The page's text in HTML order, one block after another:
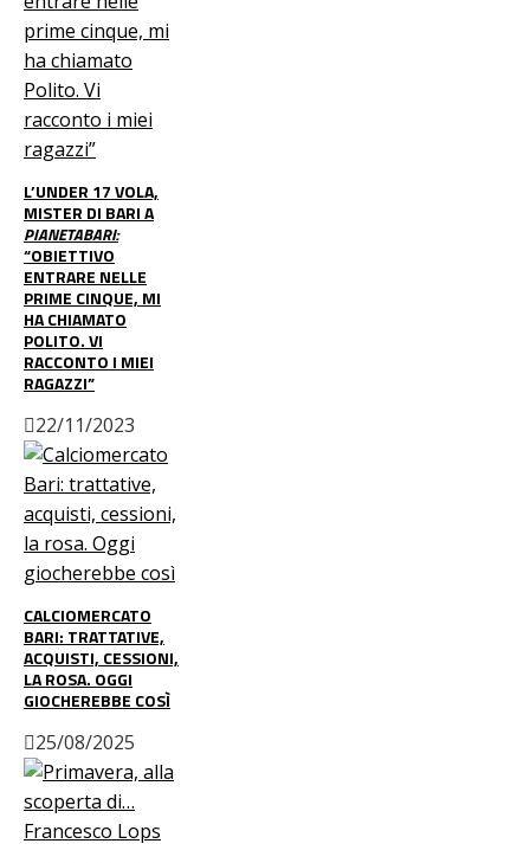
L’UNDER 17 VOLA,
MISTER DI BARI A
PIANETABARI:
“OBIETTIVO
ENTRARE NELLE
PRIME CINQUE, MI
HA CHIAMATO
POLITO. VI
RACCONTO I MIEI
RAGAZZI”
22/11/2023
CALCIOMERCATO
BARI: TRATTATIVE,
ACQUISTI, CESSIONI,
LA ROSA. OGGI
GIOCHEREBBE COSÌ
25/08/2025